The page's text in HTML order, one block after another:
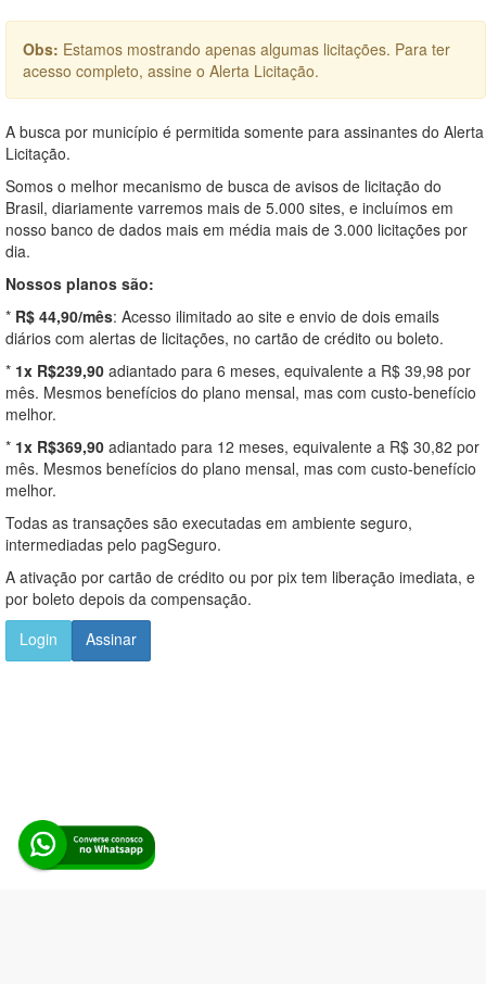
Obs: Estamos mostrando apenas algumas licitações. Para ter
acesso completo, assine o Alerta Licitação.
A busca por município é permitida somente para assinantes do Alerta
Licitação.
Somos o melhor mecanismo de busca de avisos de licitação do
Brasil, diariamente varremos mais de 5.000 sites, e incluímos em
nosso banco de dados mais em média mais de 3.000 licitações por
dia.
Nossos planos são:
* R$ 44,90/mês: Acesso ilimitado ao site e envio de dois emails
diários com alertas de licitações, no cartão de crédito ou boleto.
* 1x R$239,90 adiantado para 6 meses, equivalente a R$ 39,98 por
mês. Mesmos benefícios do plano mensal, mas com custo-benefício
melhor.
* 1x R$369,90 adiantado para 12 meses, equivalente a R$ 30,82 por
mês. Mesmos benefícios do plano mensal, mas com custo-benefício
melhor.
Todas as transações são executadas em ambiente seguro,
intermediadas pelo pagSeguro.
A ativação por cartão de crédito ou por pix tem liberação imediata, e
por boleto depois da compensação.
Login
Assinar